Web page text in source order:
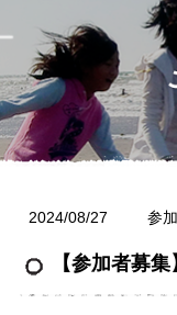
2024/08/27 参
【参加者募